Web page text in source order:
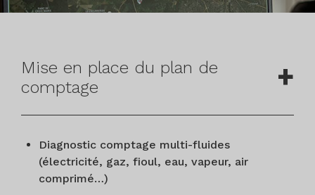
Mise en place du plan de
comptage
Diagnostic comptage multi-fluides
(électricité, gaz, fioul, eau, vapeur, air
comprimé…)